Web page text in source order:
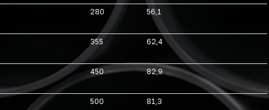
280 56,1
355 62,4
450 82,9
500 81,3